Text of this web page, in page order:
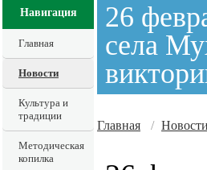
Навигация
Главная
Новости
Культура и
традиции
Методическая
копилка
26
села
Главная / Новости